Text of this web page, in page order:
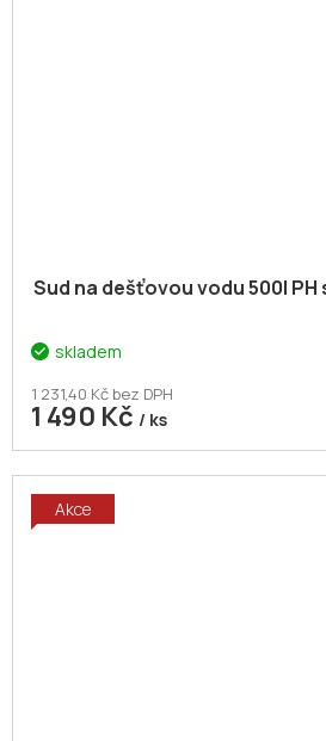
Sud na dešťovou vodu 500l
skladem
1 231,40 Kč bez DPH
1 490 Kč / ks
Akce